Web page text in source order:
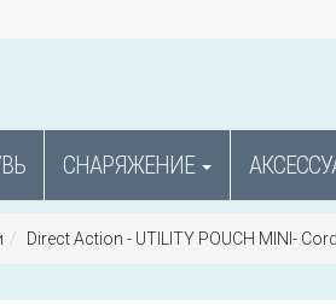
СНАРЯЖЕНИЕ
Direct Action - UTILITY POUCH MINI-